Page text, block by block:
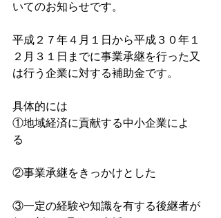
いてのお知らせです。
平成２７年４月１日から平成３０年１
２月３１日までに事業承継を行った又
は行う企業に対する補助金です。
具体的には
①地域経済に貢献する中小企業によ
る
②事業承継をきっかけとした
③一定の経験や知識を有する後継者が